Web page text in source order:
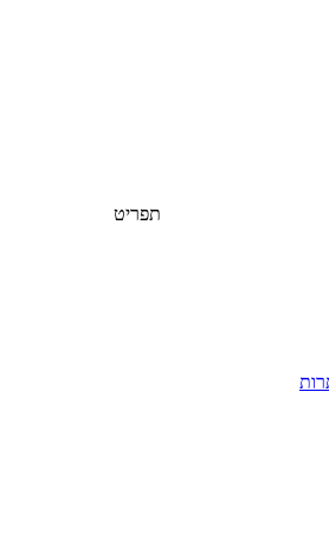
תפריט